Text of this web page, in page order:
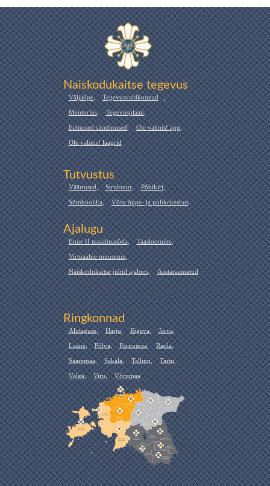
Naiskodukaitse tegevus
Väljaõpe, Tegevusvaldkonnad ,
Mentorlus, Tegevusplaan,
Eelmised sündmused, Ole valmis! äpp,
Ole valmis! laagrid
Tutvustus
Väärtused, Struktuur, Põhikiri,
Sümboolika, Võsu õppe- ja puhkekeskus
Ajalugu
Enne II maailmasõda, Taasloomine,
Virtuaalne muuseum,
Naiskodukaitse juhid ajaloos, Aastaraamatud
Ringkonnad
Alutaguse, Harju, Jõgeva, Järva,
Lääne, Põlva, Pärnumaa, Rapla,
Saaremaa, Sakala, Tallinn, Tartu,
Valga, Viru, Võrumaa